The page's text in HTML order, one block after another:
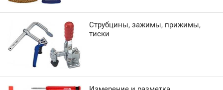
Струбцины, зажимы, прижимы,
тиски